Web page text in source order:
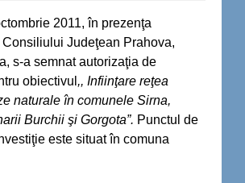
2011, în prezenţa
Judeţean Prahova,
s-a semnat autorizaţia de
obiectivul ,, Infiinţare reţea
naturale în comunele Sirna,
Burchii şi Gorgota”. Punctul de
este situat în comuna